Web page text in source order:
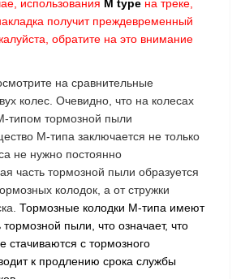
использования M type на треке
получит преждевременный
обратите на это внимание
на сравнительные
колес. Очевидно, что на колесах
типом тормозной пыли
M-типа заключается не только
не нужно постоянно
часть тормозной пыли образуется
колодок, а от стружки
Тормозные колодки M-типа имеют
тормозной пыли, что означает, что
стачиваются с тормозного
к продлению срока службы